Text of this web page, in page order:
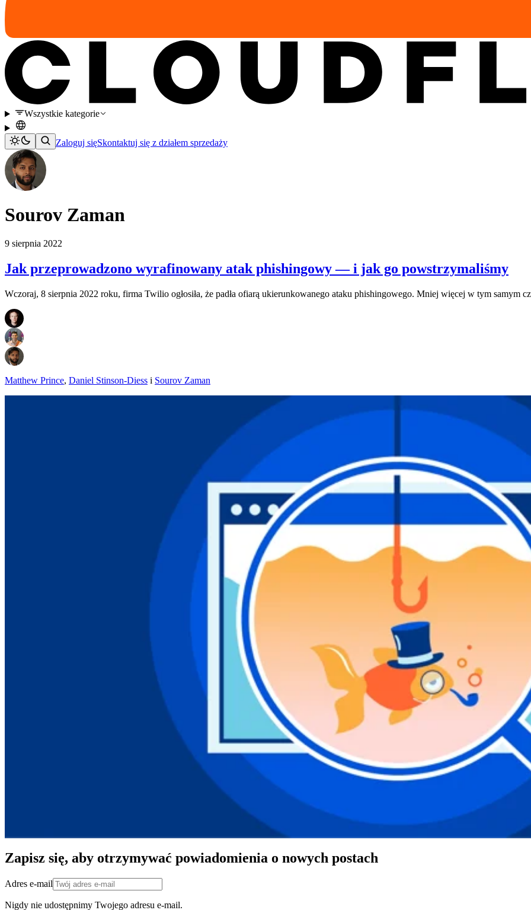
Wszystkie kategorie
Zaloguj sięSkontaktuj się z działem sprzedaży
Sourov Zaman
9 sierpnia 2022
Jak przeprowadzono wyrafinowany atak phishingowy — i jak go powstrzymaliśmy
Wczoraj, 8 sierpnia 2022 roku, firma Twilio ogłosiła, że padła ofiarą ukierunkowanego ataku phishingowego. Mniej więcej w tym samym
Matthew Prince, Daniel Stinson-Diess i Sourov Zaman
Zapisz się, aby otrzymywać powiadomienia o nowych postach
Adres e-mail
Nigdy nie udostępnimy Twojego adresu e-mail.